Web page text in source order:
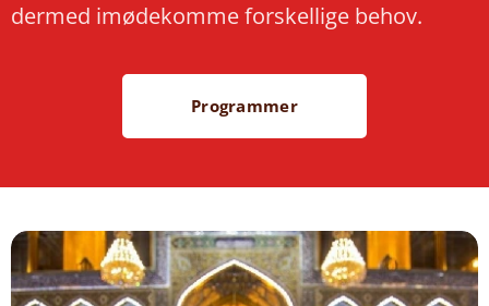
dermed imødekomme forskellige behov.
Programmer